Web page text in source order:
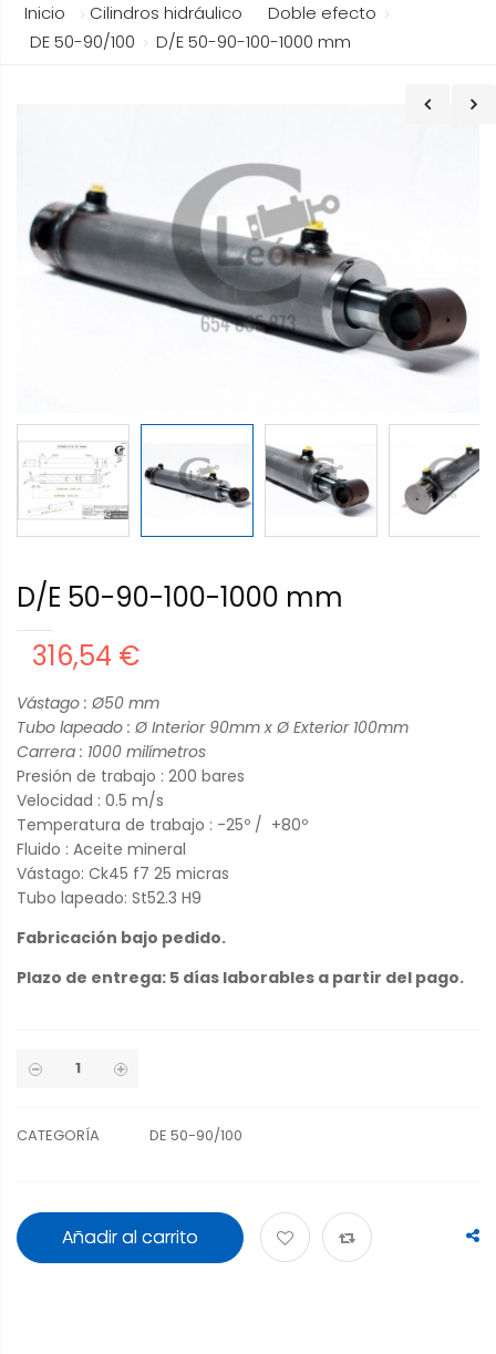
Inicio Cilindros hidráulicos
Doble efecto
DE 50-90/100
D/E 50-90-100-1000 mm
D/E 50-90-100-1000 mm
316,54 €
Vástago : Ø50 mm
Tubo lapeado : Ø Interior 90mm x Ø Exterior 100mm
Carrera : 1000 milímetros
Presión de trabajo : 200 bares
Velocidad : 0.5 m/s
Temperatura de trabajo : -25º / +80º
Fluido : Aceite mineral
Vástago: Ck45 f7 25 micras
Tubo lapeado: St52.3 H9
Fabricación bajo pedido.
Plazo de entrega: 5 días laborables a partir del pago.
CATEGORÍA DE 50-90/100
Añadir al carrito